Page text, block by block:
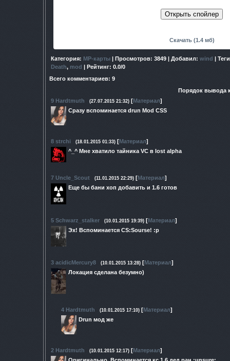
Скачать (1.4 мб)
Категория: МР-карты | Просмотров: 3849 | Добавил: wind | Теги
Death, mod | Рейтинг: 0.0/0
Всего комментариев: 9
Порядок вывода
9 Hardtmuth (27.07.2015 21:32) [Материал]
Сразу вспоминается drun Mod CSS
8 strchi (18.01.2015 01:33) [Материал]
^_^ Мне хватило тайника VC в lost alpha
7 Uncle_Scout (11.01.2015 22:29) [Материал]
Еще бы бани хоп добавить и 1.6 готов
5 Schwarz_stalker (10.01.2015 19:39) [Материал]
Эх! Вспоминается CS:Sourse! :p
3 acidicMercury8 (10.01.2015 13:28) [Материал]
Локация сделана безумно)
4 Hardtmuth (10.01.2015 17:10) [Материал]
Drun мод же
2 Hardtmuth (10.01.2015 12:17) [Материал]